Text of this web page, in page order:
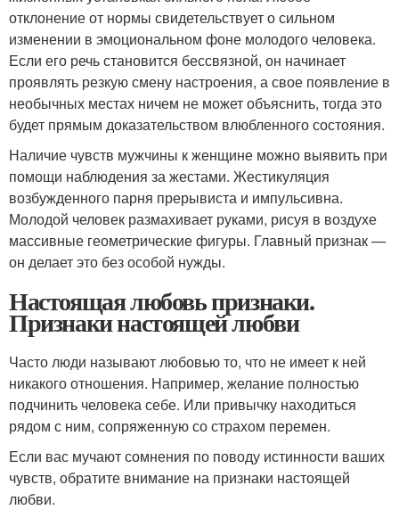
отклонение от нормы свидетельствует о сильном
изменении в эмоциональном фоне молодого человека.
Если его речь становится бессвязной, он начинает
проявлять резкую смену настроения, а свое появление в
необычных местах ничем не может объяснить, тогда это
будет прямым доказательством влюбленного состояния.
Наличие чувств мужчины к женщине можно выявить при
помощи наблюдения за жестами. Жестикуляция
возбужденного парня прерывиста и импульсивна.
Молодой человек размахивает руками, рисуя в воздухе
массивные геометрические фигуры. Главный признак —
он делает это без особой нужды.
Настоящая любовь признаки.
Признаки настоящей любви
Часто люди называют любовью то, что не имеет к ней
никакого отношения. Например, желание полностью
подчинить человека себе. Или привычку находиться
рядом с ним, сопряженную со страхом перемен.
Если вас мучают сомнения по поводу истинности ваших
чувств, обратите внимание на признаки настоящей
любви.